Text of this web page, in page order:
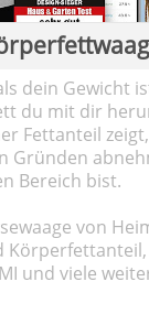
dein Gewicht
du mit dir
Fettanteil
Gründen
Bereich bist.
von
und viele